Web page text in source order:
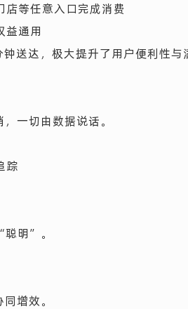
等任意入口完成消费
益通用
送达，极大提升了用户便利性与
一切由数据说话。
踪
明”。
增效。